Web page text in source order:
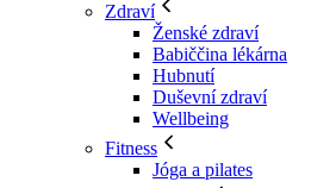
Zdraví
Ženské zdraví
Babiččina lékárna
Hubnutí
Duševní zdraví
Wellbeing
Fitness
Jóga a pilates